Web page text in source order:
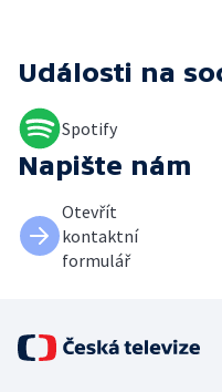
Události na
Spotify
Napište nám
Otevřít
kontaktní
formulář